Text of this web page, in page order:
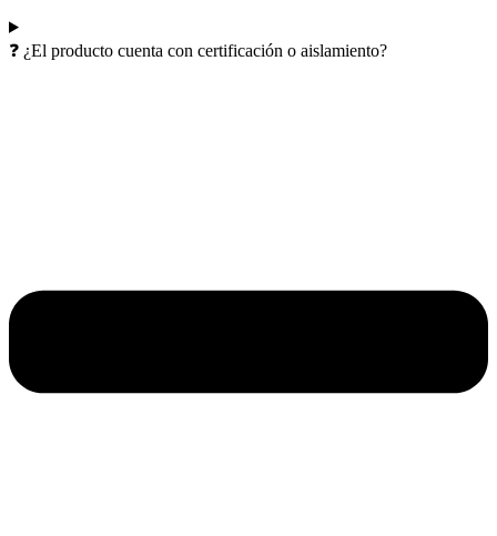
❓ ¿El producto cuenta con certificación o aislamiento?